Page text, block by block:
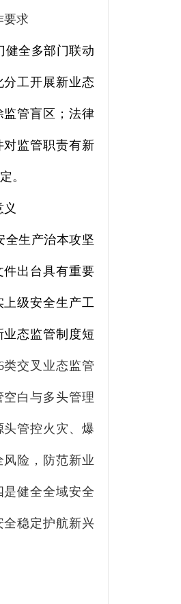
要求
健全多部门联动
分工开展新业态
监管盲区；法律
监管职责有新
。
义
全生产治本攻坚
件出台具有重要
级安全生产工
态监管制度短
类交叉业态监管
白与多头管理
管控火灾、爆
险，防范新业
健全全域安全
全稳定护航新兴